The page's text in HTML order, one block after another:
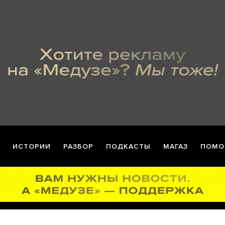
ИСТОРИИ РАЗБОР ПОДКАСТЫ МАГАЗ